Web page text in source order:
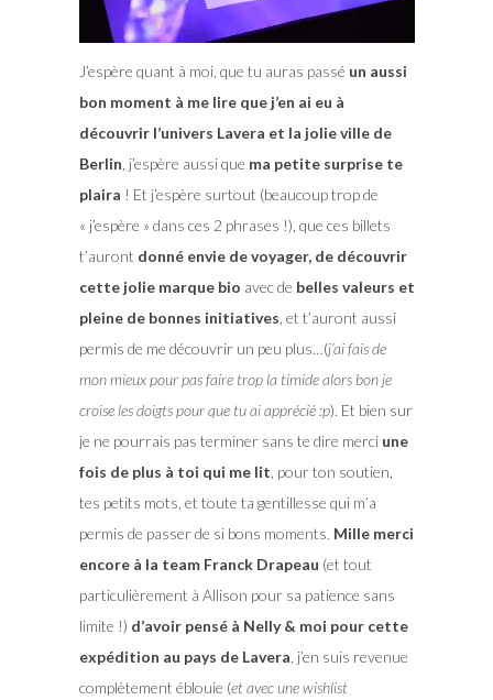
J’espère quant à moi, que tu auras passé un aussi
bon moment à me lire que j’en ai eu à
découvrir l’univers Lavera et la jolie ville de
Berlin , j’espère aussi que ma petite surprise te
plaira ! Et j’espère surtout (beaucoup trop de
« j’espère » dans ces 2 phrases !), que ces billets
t’auront donné envie de voyager, de découvrir
cette jolie marque bio avec de belles valeurs et
pleine de bonnes initiatives , et t’auront aussi
permis de me découvrir un peu plus…(j’ai fais de
mon mieux pour pas faire trop la timide alors bon je
croise les doigts pour que tu ai apprécié :p). Et bien sur
je ne pourrais pas terminer sans te dire merci une
fois de plus à toi qui me lit , pour ton soutien,
tes petits mots, et toute ta gentillesse qui m’a
permis de passer de si bons moments. Mille merci
encore à la team Franck Drapeau (et tout
particulièrement à Allison pour sa patience sans
limite !) d’avoir pensé à Nelly & moi pour cette
expédition au pays de Lavera , j’en suis revenue
complètement éblouie (et avec une wishlist